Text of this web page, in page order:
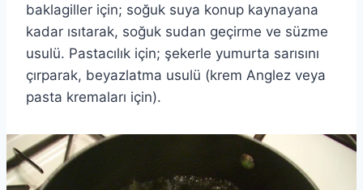
baklagiller için; soğuk suya konup kaynayana
kadar ısıtarak, soğuk sudan geçirme ve süzme
usulü. Pastacılık için; şekerle yumurta sarısını
çırparak, beyazlatma usulü (krem Anglez veya
pasta kremaları için).